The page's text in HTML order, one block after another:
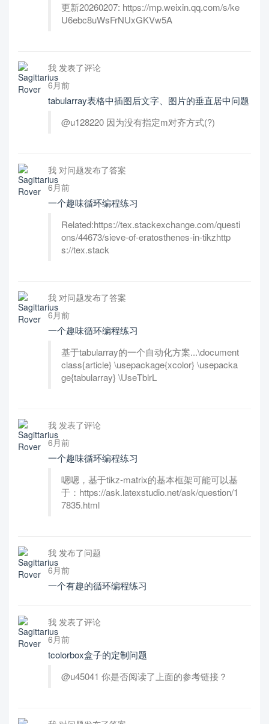
更新20260207: https://mp.weixin.qq.com/s/ke
U6ebc8uWsFrNUxGKVw5A
我 发表了评论
6月前
tabularray表格中插图后文字、图片的垂直居中问题
@u128220 因为没有指定m对齐方式(?)
我 对问题发布了答案
6月前
一个趣味循环编程练习
Related:https://tex.stackexchange.com/questi
ons/44673/sieve-of-eratosthenes-in-tikzhttp
s://tex.stack
我 对问题发布了答案
6月前
一个趣味循环编程练习
基于tabularray的一个自动化方案...\document
class{article} \usepackage{xcolor} \usepacka
ge{tabularray} \UseTblrL
我 发表了评论
6月前
一个趣味循环编程练习
嗯嗯，基于tikz-matrix的基本框架可能可以基
于：https://ask.latexstudio.net/ask/question/1
7835.html
我 发布了问题
6月前
一个有趣的循环编程练习
我 发表了评论
6月前
tcolorbox盒子的定制问题
@u45041 你是否阅读了上面的参考链接？